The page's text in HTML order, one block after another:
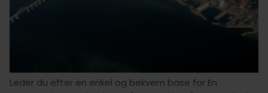
Leder du efter en enkel og bekvem base for En